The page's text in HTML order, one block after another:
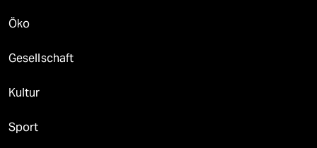
Öko
Gesellschaft
Kultur
Sport